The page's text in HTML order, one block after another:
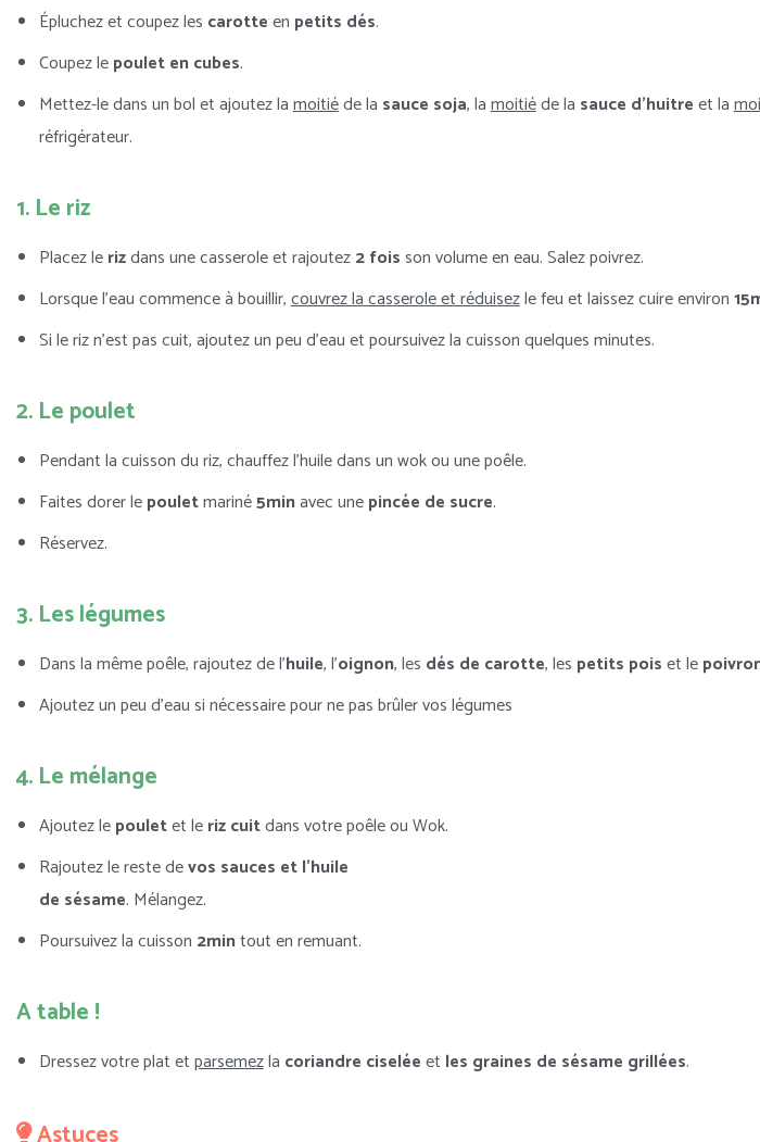
Épluchez et coupez les carotteen petits dés.
Coupez lepoulet en cubes.
Mettez-le dans un bol et ajoutez lamoitiéde la sauce soja, lamoitiéde la sauce d’huitreet la
réfrigérateur.
1. Le riz
Placez lerizdans une casserole et rajoutez2 foisson volume en eau. Salez poivrez.
Lorsque l’eau commence à bouillir,couvrez la casserole et réduisezle feu et laissez cuire environ
Si le riz n’est pas cuit, ajoutez un peu d’eau et poursuivez la cuisson quelques minutes.
2. Le poulet
Pendant la cuisson du riz, chauffez l’huile dans un wok ou une poêle.
Faites dorer lepouletmariné5minavec unepincée de sucre.
Réservez.
3. Les légumes
Dans la même poêle, rajoutez de l’huile, l’oignon, les dés de carotte, les petits poiset le
Ajoutez un peu d’eau si nécessaire pour ne pas brûler vos légumes
4. Le mélange
Ajoutez lepouletet leriz cuitdans votre poêle ou Wok.
Rajoutez le reste devos sauces et l’huile
de sésame. Mélangez.
Poursuivez la cuisson 2mintout en remuant.
A table !
Dressez votre plat etparsemezla coriandre ciseléeet les graines de sésame grillées.